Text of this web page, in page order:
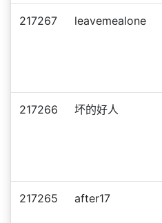
217267 leavemealone
217266 坏的好人
217265 after17